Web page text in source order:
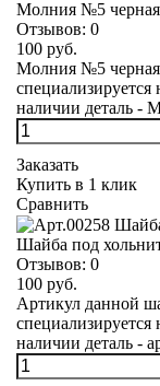
Молния №5 черная
Отзывов: 0
100 руб.
Молния №5
специализируется
наличии деталь -
Заказать
Купить в 1 клик
Сравнить
Шайба под
Отзывов: 0
100 руб.
Артикул данной
специализируется
наличии деталь -